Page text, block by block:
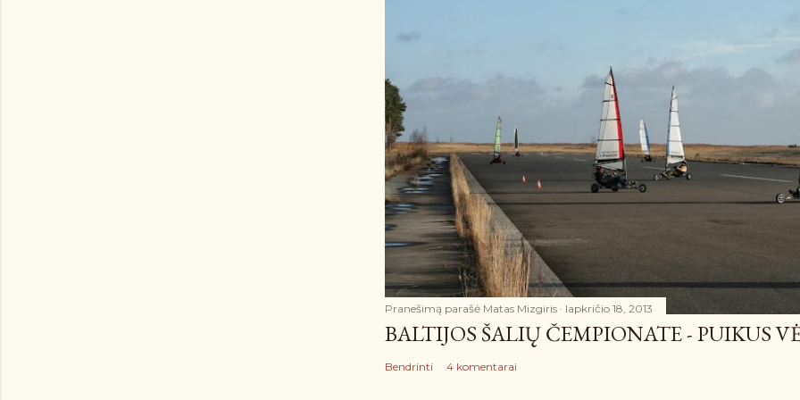
Pranešimą parašė Matas Mizgiris lapkričio 18, 2013
BALTIJOS ŠALIŲ ČEMPIONATE - PUIKUS
Bendrinti 4 komentarai